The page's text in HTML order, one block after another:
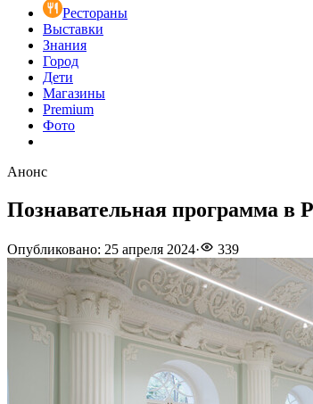
Рестораны
Выставки
Знания
Город
Дети
Магазины
Premium
Фото
Анонс
Познавательная программа в
Опубликовано: 25 апреля 2024· 339